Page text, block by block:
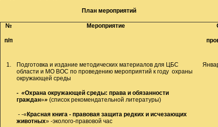
План мероприятий
№
п/п
Мероприятие
1.
Подготовка и издание методических материалов для ЦБС
области и МО ВОС по проведению мероприятий к году охраны
окружающей среды
- «Охрана окружающей среды: права и обязанности
граждан»» (список рекомендательной литературы)
- -« Красная книга - правовая защита редких и исчезающих
животных» -эколого-правовой час